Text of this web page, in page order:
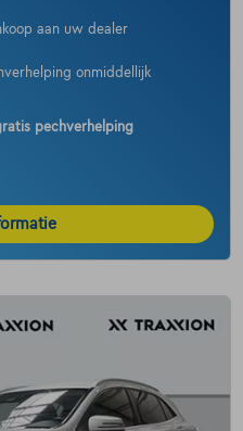
aan uw dealer
onmiddellijk
pechverhelping